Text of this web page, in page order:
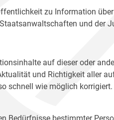
zu Information
und der
auf dieser oder
und Richtigkeit aller
schnell wie möglich korrigiert.